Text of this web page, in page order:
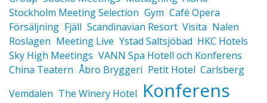
Stockholm Meeting Selection Gym Café Opera
Försäljning Fjäll Scandinavian Resort Visita Nalen
Roslagen Meeting Live Ystad Saltsjöbad HKC Hotels
Sky High Meetings VANN Spa Hotell och Konferens
China Teatern Åbro Bryggeri Petit Hotel Carlsberg
Vemdalen The Winery Hotel Konferens